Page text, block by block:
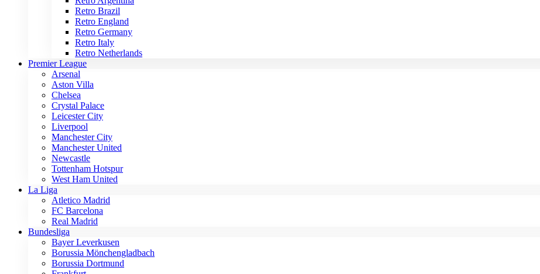
Retro Brazil
Retro England
Retro Germany
Retro Italy
Retro Netherlands
Premier League
Arsenal
Aston Villa
Chelsea
Crystal Palace
Leicester City
Liverpool
Manchester City
Manchester United
Newcastle
Tottenham Hotspur
West Ham United
La Liga
Atletico Madrid
FC Barcelona
Real Madrid
Bundesliga
Bayer Leverkusen
Borussia Mönchengladbach
Borussia Dortmund